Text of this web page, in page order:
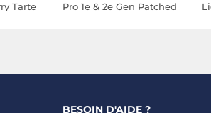
Tarte
Pro 1e & 2e Gen Patched
BESOIN D'AIDE ?